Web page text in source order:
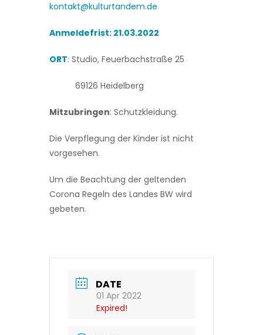
kontakt@kulturtandem.de
Anmeldefrist: 21.03.2022
ORT: Studio, Feuerbachstraße 25
69126 Heidelberg
Mitzubringen: Schutzkleidung.
Die Verpflegung der Kinder ist nicht
vorgesehen.
Um die Beachtung der geltenden
Corona Regeln des Landes BW wird
gebeten.
DATE
01 Apr 2022
Expired!